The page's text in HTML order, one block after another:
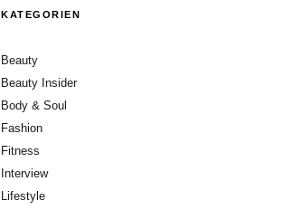
KATEGORIEN
Beauty
Beauty Insider
Body & Soul
Fashion
Fitness
Interview
Lifestyle